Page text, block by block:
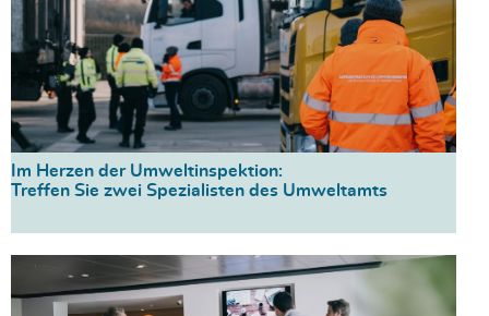
Im Herzen der Umweltinspektion:
Treffen Sie zwei Spezialisten des Umweltamts